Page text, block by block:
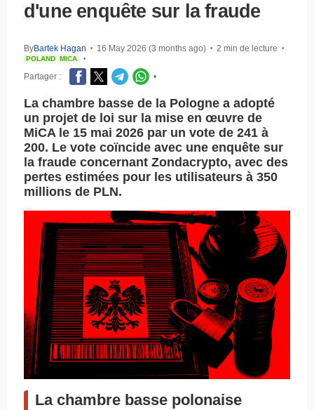
d'une enquête sur la fraude
ByBartek Hagan • 16 May 2026 (3 months ago) • 2 min de lecture •
POLAND MICA •
Partager : •
La chambre basse de la Pologne a adopté
un projet de loi sur la mise en œuvre de
MiCA le 15 mai 2026 par un vote de 241 à
200. Le vote coïncide avec une enquête sur
la fraude concernant Zondacrypto, avec des
pertes estimées pour les utilisateurs à 350
millions de PLN.
La chambre basse polonaise